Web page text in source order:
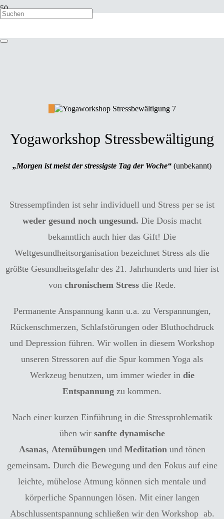
Yogaworkshop Stressbewältigung
„Morgen ist meist der stressigste Tag der Woche“ (unbekannt)
Stressempfinden ist sehr individuell und Stress per se ist
weder gesund noch ungesund. Die Dosis macht
bekanntlich auch hier das Gift! Die
Weltgesundheitsorganisation bezeichnet Stress als die
größte Gesundheitsgefahr des 21. Jahrhunderts und hier ist
von chronischem Stressdie Rede.
Permanente Anspannung kann u.a. zu Verspannungen,
Rückenschmerzen, Schlafstörungen oder Bluthochdruck
und Depression führen. Wir wollen in diesem Workshop
unseren Stressoren auf die Spur kommen Yoga als
Werkzeug benutzen, um immer wieder in die
Entspannung zu kommen.
Nach einer kurzen Einführung in die Stressproblematik
üben wirsanfte dynamische
Asanas, Atemübungen undMeditation und tönen
gemeinsam. Durch die Bewegung und den Fokus auf eine
leichte, mühelose Atmung können sich mentale und
körperliche Spannungen lösen. Mit einer langen
Abschlussentspannung schließen wir den Workshop ab.